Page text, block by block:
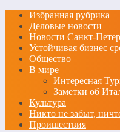
Избранная рубрика
Деловые новости
Новости Санкт-
Устойчивая бизнес
Общество
В мире
Интересная
Заметки об
Культура
Никто не забыт,
Проишествия